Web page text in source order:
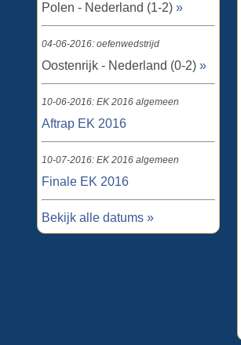
Polen - Nederland (1-2) »
04-06-2016: oefenwedstrijd
Oostenrijk - Nederland (0-2) »
10-06-2016: EK 2016 algemeen
Aftrap EK 2016
10-07-2016: EK 2016 algemeen
Finale EK 2016
Bekijk alle datums »